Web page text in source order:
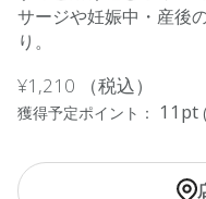
サージや妊娠中・産後
り。
¥1,210 （税込）
獲得予定ポイント： 11pt